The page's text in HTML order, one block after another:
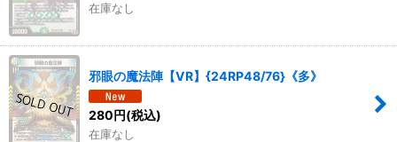
在庫なし
邪眼の魔法陣【VR】{24RP48/76}《多》
280円(税込)
在庫なし